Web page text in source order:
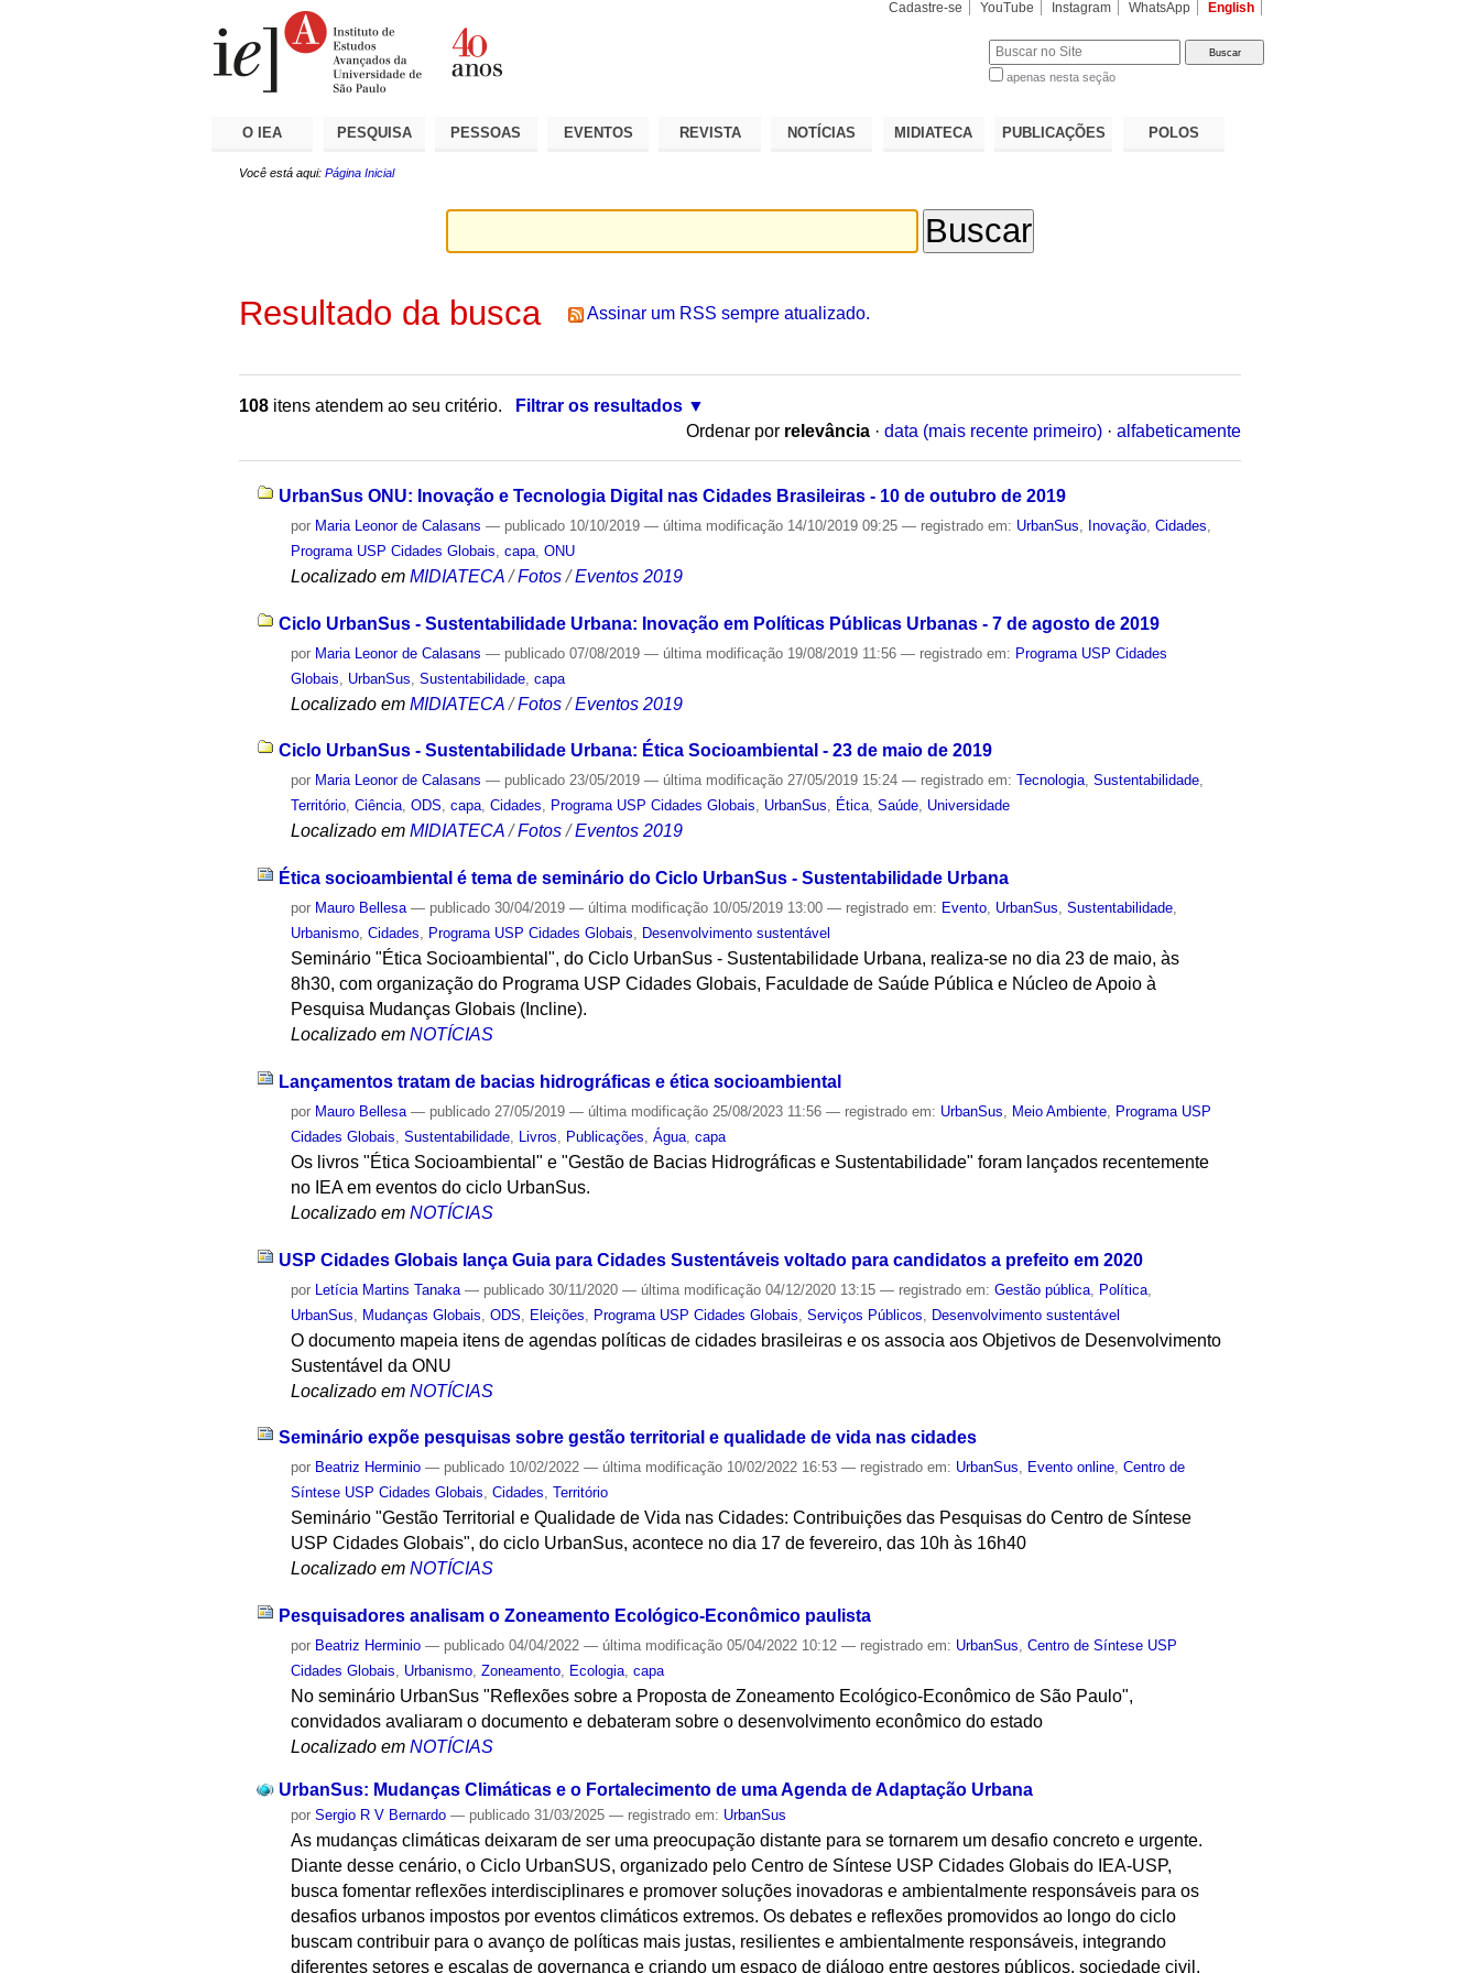
Cadastre-se YouTube Instagram WhatsApp English
apenas nesta seção
O IEA PESQUISA PESSOAS EVENTOS REVISTA NOTÍCIAS MIDIATECA PUBLICAÇÕES POLOS
Você está aqui: Página Inicial
Resultado da busca Assinar um RSS sempre atualizado.
108 itens atendem ao seu critério.
Filtrar os resultados
Ordenar por relevância · data (mais recente primeiro) · alfabeticamente
UrbanSus ONU: Inovação e Tecnologia Digital nas Cidades Brasileiras - 10 de outubro de 2019
por Maria Leonor de Calasans — publicado 10/10/2019— última modificação 14/10/2019 09:25— registrado em: UrbanSus Inovação ,Cidades
Programa USP Cidades Globais ,capa ,ONU
Localizado em MIDIATECA /Fotos /Eventos 2019
Ciclo UrbanSus - Sustentabilidade Urbana: Inovação em Políticas Públicas Urbanas - 7 de agosto de 2019
por Maria Leonor de Calasans — publicado 07/08/2019— última modificação 19/08/2019 11:56— registrado em: Programa USP Cidades
Globais
UrbanSus ,Sustentabilidade ,capa
Localizado em MIDIATECA /Fotos /Eventos 2019
Ciclo UrbanSus - Sustentabilidade Urbana: Ética Socioambiental - 23 de maio de 2019
por Maria Leonor de Calasans — publicado 23/05/2019— última modificação 27/05/2019 15:24— registrado em:Tecnologia,Sustentabilidade,
Território,Ciência,ODS,capa,Cidades, Programa USP Cidades Globais, UrbanSus, Ética,Saúde, Universidade
Localizado em MIDIATECA /Fotos /Eventos 2019
Ética socioambiental é tema de seminário do Ciclo UrbanSus - Sustentabilidade Urbana
por Mauro Bellesa — publicado 30/04/2019— última modificação 10/05/2019 13:00— registrado em: Evento, UrbanSus,Sustentabilidade,
Urbanismo,Cidades, Programa USP Cidades Globais, Desenvolvimento sustentável
Seminário "Ética Socioambiental", do Ciclo UrbanSus - Sustentabilidade Urbana, realiza-se no dia 23 de maio, às
8h30, com organização do Programa USP Cidades Globais, Faculdade de Saúde Pública e Núcleo de Apoio à
Pesquisa Mudanças Globais (Incline).
Localizado em NOTÍCIAS
Lançamentos tratam de bacias hidrográficas e ética socioambiental
por Mauro Bellesa — publicado 27/05/2019— última modificação 25/08/2023 11:56— registrado em: UrbanSus Meio Ambiente
Programa USP
Cidades Globais ,Sustentabilidade Livros Publicações ,Água ,capa
Os livros "Ética Socioambiental" e "Gestão de Bacias Hidrográficas e Sustentabilidade" foram lançados recentemente
no IEA em eventos do ciclo UrbanSus.
Localizado em NOTÍCIAS
USP Cidades Globais lança Guia para Cidades Sustentáveis voltado para candidatos a prefeito em 2020
por Letícia Martins Tanaka — publicado 30/11/2020— última modificação 04/12/2020 13:15— registrado em:Gestão pública Política
UrbanSus
Mudanças Globais ,ODS Eleições Programa USP Cidades Globais ,Serviços Públicos Desenvolvimento sustentável
O documento mapeia itens de agendas políticas de cidades brasileiras e os associa aos Objetivos de Desenvolvimento
Sustentável da ONU
Localizado em NOTÍCIAS
Seminário expõe pesquisas sobre gestão territorial e qualidade de vida nas cidades
por Beatriz Herminio — publicado 10/02/2022— última modificação 10/02/2022 16:53— registrado em: UrbanSus, Evento online,Centro de
Síntese USP Cidades Globais,Cidades,Território
Seminário "Gestão Territorial e Qualidade de Vida nas Cidades: Contribuições das Pesquisas do Centro de Síntese
USP Cidades Globais", do ciclo UrbanSus, acontece no dia 17 de fevereiro, das 10h às 16h40
Localizado em NOTÍCIAS
Pesquisadores analisam o Zoneamento Ecológico-Econômico paulista
por Beatriz Herminio — publicado 04/04/2022— última modificação 05/04/2022 10:12— registrado em: UrbanSus ,Centro de Síntese USP
Cidades Globais
Urbanismo ,Zoneamento Ecologia ,capa
No seminário UrbanSus "Reflexões sobre a Proposta de Zoneamento Ecológico-Econômico de São Paulo",
convidados avaliaram o documento e debateram sobre o desenvolvimento econômico do estado
Localizado em NOTÍCIAS
UrbanSus: Mudanças Climáticas e o Fortalecimento de uma Agenda de Adaptação Urbana
porSergio R V Bernardo — publicado 31/03/2025— registrado em: UrbanSus
As mudanças climáticas deixaram de ser uma preocupação distante para se tornarem um desafio concreto e urgente.
Diante desse cenário, o Ciclo UrbanSUS, organizado pelo Centro de Síntese USP Cidades Globais do IEA-USP,
busca fomentar reflexões interdisciplinares e promover soluções inovadoras e ambientalmente responsáveis para os
desafios urbanos impostos por eventos climáticos extremos. Os debates e reflexões promovidos ao longo do ciclo
buscam contribuir para o avanço de políticas mais justas, resilientes e ambientalmente responsáveis, integrando
diferentes setores e escalas de governança e criando um espaço de diálogo entre gestores públicos, sociedade civil,